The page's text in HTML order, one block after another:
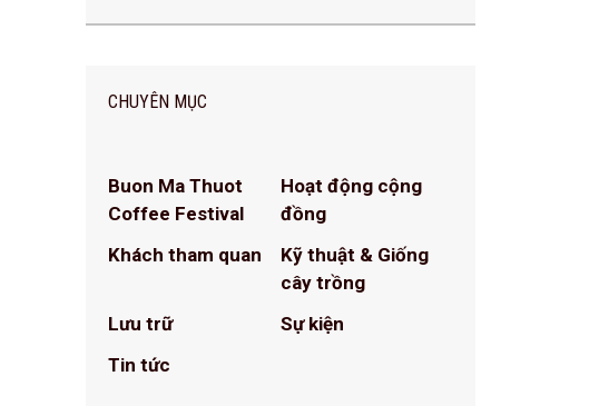
CHUYÊN MỤC
Buon Ma Thuot
Coffee Festival
Hoạt động cộng
đồng
Khách tham quan
Kỹ thuật & Giống
cây trồng
Lưu trữ
Sự kiện
Tin tức